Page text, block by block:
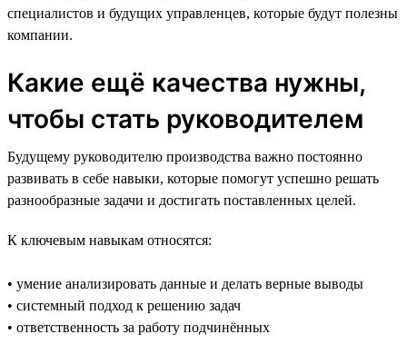
специалистов и будущих управленцев, которые будут полезны
компании.
Какие ещё качества нужны,
чтобы стать руководителем
Будущему руководителю производства важно постоянно
развивать в себе навыки, которые помогут успешно решать
разнообразные задачи и достигать поставленных целей.
К ключевым навыкам относятся:
• умение анализировать данные и делать верные выводы
• системный подход к решению задач
• ответственность за работу подчинённых